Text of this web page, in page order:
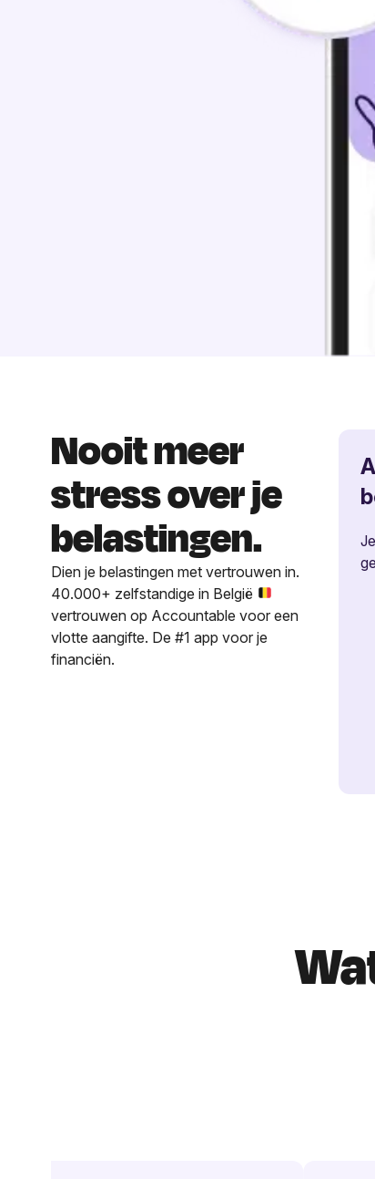
Nooit meer
stress over je
belastingen.
Dien je belastingen met vertrouwen in.
40.000+ zelfstandige in België
vertrouwen op Accountable voor een
vlotte aangifte. De #1 app voor je
financiën.